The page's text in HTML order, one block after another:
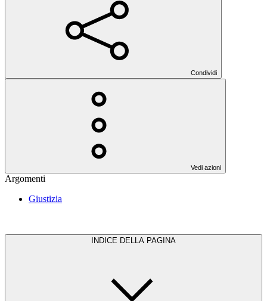
Condividi
Vedi azioni
Argomenti
Giustizia
INDICE DELLA PAGINA